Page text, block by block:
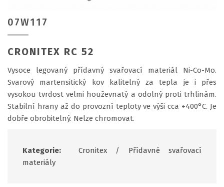
07W117
CRONITEX RC 52
Vysoce legovaný přídavný svařovací materiál Ni-Co-Mo.
Svarový martensitický kov kalitelný za tepla je i přes
vysokou tvrdost velmi houževnatý a odolný proti trhlinám.
Stabilní hrany až do provozní teploty ve výši cca +400°C. Je
dobře obrobitelný. Nelze chromovat.
Kategorie: Cronitex/
Přídavné svařovací
materiály